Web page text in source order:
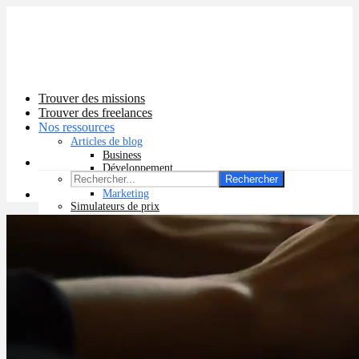
Trouver des missions
Trouver des freelances
Nos ressources
Articles de blog
Business
Développement
Graphisme
Marketing
Simulateurs de prix
Prix app mobile
Prix site vitrine
Prix logiciel
Prix chatbot
Rechercher